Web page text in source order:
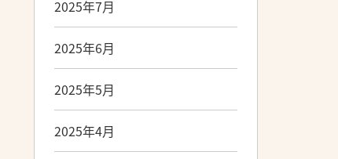
2025年7月
2025年6月
2025年5月
2025年4月